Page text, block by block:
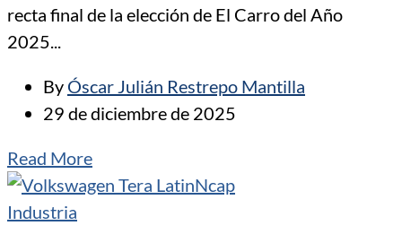
recta final de la elección de El Carro del Año
2025...
By Óscar Julián Restrepo Mantilla
29 de diciembre de 2025
Read More
Industria